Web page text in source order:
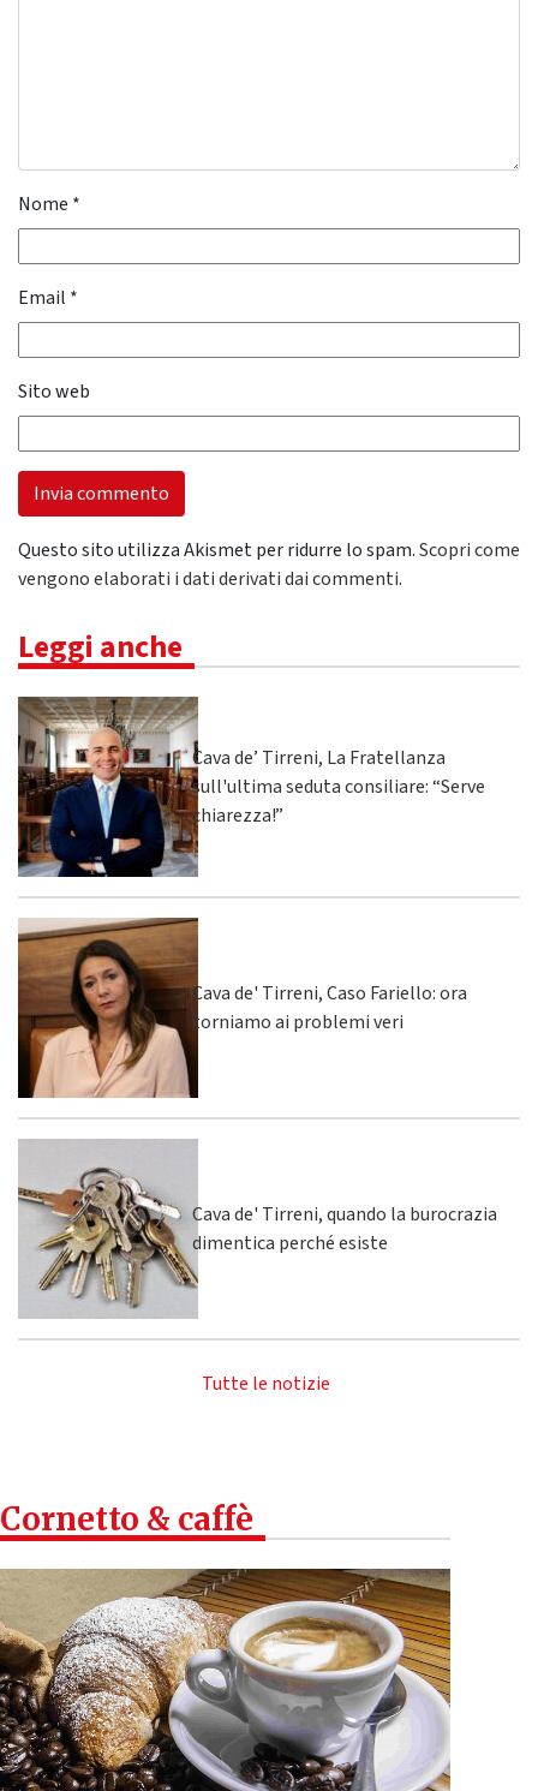
Nome *
Email *
Sito web
Questo sito utilizza Akismet per ridurre lo spam.Scopri come
vengono elaborati i dati derivati dai commenti.
Leggi anche
Cava de’ Tirreni, La Fratellanza
sull'ultima seduta consiliare: “Serve
chiarezza!”
Cava de' Tirreni, Caso Fariello: ora
torniamo ai problemi veri
Cava de' Tirreni, quando la burocrazia
dimentica perché esiste
Tutte le notizie
Cornetto & caffè